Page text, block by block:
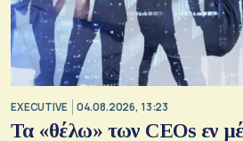
EXECUTIVE 04.08.2026, 13:23
Τα «θέλω» των CEOs εν